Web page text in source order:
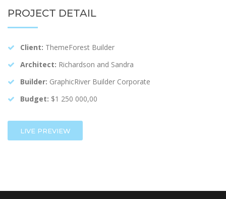
PROJECT DETAIL
Client: ThemeForest Builder
Architect: Richardson and Sandra
Builder: GraphicRiver Builder Corporate
Budget: $1 250 000,00
LIVE PREVIEW